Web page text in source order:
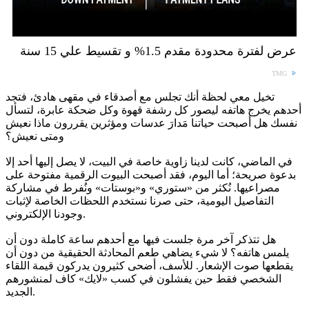
عرض لفترة محدودة مقدم 1.5% و تقسيط علي 15 سنة
TMG
تخيل معي لحظة أنك تجلس مع أصدقاء في مقهى هادئ، فتجد
أحدهم يخرج هاتفه ليصور كل رشفة قهوة وكل ضحكة عابرة، لتسأل
نفسك هل أصبحت حياتنا مَدارَ عدسات ومؤثرين يقررون ماذا نعيش
ومتى نعيش؟
في الماضي، كانت لدينا زاوية خاصة في البيت، لا يصل إليها أحد إلا
بدعوة صريحة؛ أما اليوم، فقد أصبحت البيوت الرقمية مفتوحة على
مصراعيها. نُكثر من «ستوري» و«بوستات» ونُفرط في مشاركة
التفاصيل اليومية، حتى صرنا نستخدم اللحظات الخاصة لإثبات
وجودنا الإلكتروني.
هل تتذكر آخر مرة جلست فيها مع أحدهم ساعة كاملة دون أن
يلمس هاتفه؟ لا شيء يضاهي طعم المحادثة الحقيقية من دون أن
يقطعها صوت الإشعار. للأسف، أضحى كثيرون يدركون قيمة اللقاء
الشخصي فقط حين يفشلون في كسب «لايك» كاف لمنشورهم
الجديد.